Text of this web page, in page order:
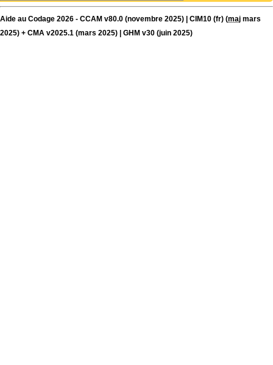
Aide au Codage 2026 - CCAM v80.0 (novembre 2025) | CIM10 (fr) (maj mars
2025) + CMA v2025.1 (mars 2025) | GHM v30 (juin 2025)